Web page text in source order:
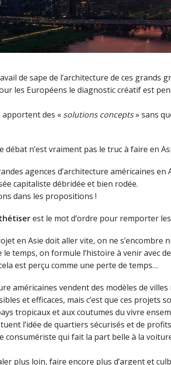
de sape de l’architecture de ces grands
les Européens le diagnostic créatif est
apportent des « solutions concepts» sans
débat n’est vraiment pas le truc à faire en
agences d’architecture américaines en
capitaliste débridée et bien rodée.
dans les propositions !
est le mot d’ordre pour remporter
en Asie doit aller vite, on ne s’encombre
temps, on formule l’histoire à venir avec
est perçu comme une perte de temps…
américaines vendent des modèles de
et efficaces, mais c’est que ces projets
tropicaux et aux coutumes du vivre
l’idée de quartiers sécurisés et de
consumériste qui fait la part belle à la
plus loin, faire encore plus d’argent et